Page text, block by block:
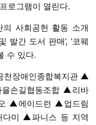
로그램이 열린다.
의 사회공헌 활동 소개
발간 도서 판매’, ‘코웨
수 있다.
천장애인종합복지관 ▲
손길협동조합 ▲리바
▲에이드런 ▲업드림
미 ▲파니스 등 지역